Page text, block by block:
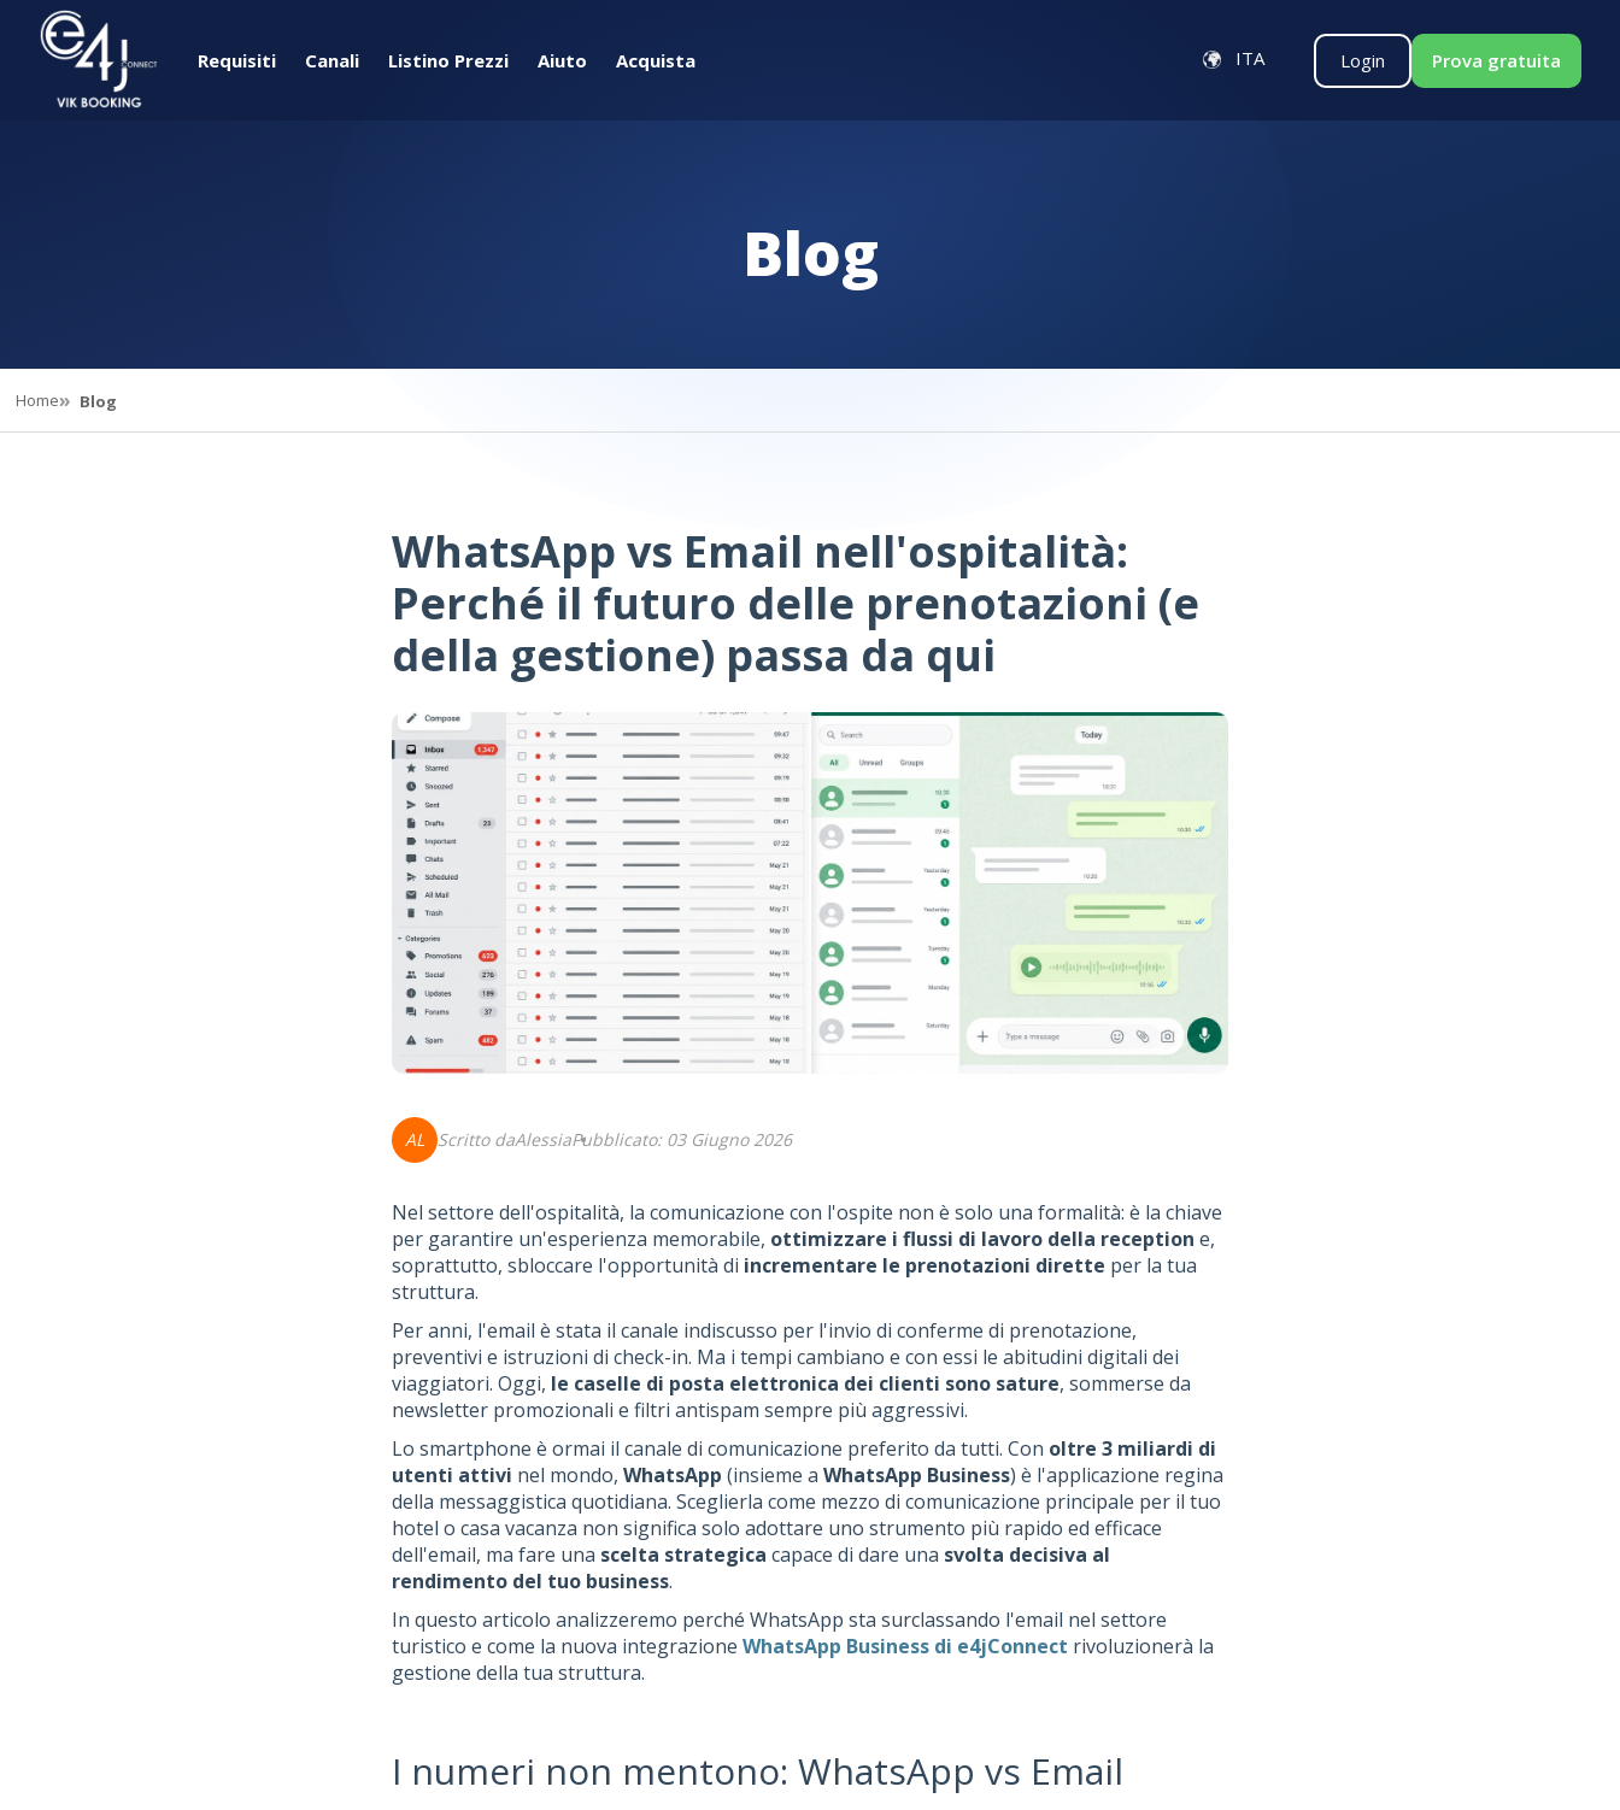
Requisiti Canali Listino Prezzi Aiuto Acquista ITA Login Prova gratuita
Blog
Home Blog
WhatsApp vs Email nell'ospitalità:
Perché il futuro delle prenotazioni (e
della gestione) passa da qui
AL Scritto daAlessiaPubblicato: 03 Giugno 2026
Nel settore dell'ospitalità, la comunicazione con l'ospite non è solo una formalità: è la chiave
per garantire un'esperienza memorabile, ottimizzare i flussi di lavoro della reception e,
soprattutto, sbloccare l'opportunità di incrementare le prenotazioni dirette per la tua
struttura.
Per anni, l'email è stata il canale indiscusso per l'invio di conferme di prenotazione,
preventivi e istruzioni di check-in. Ma i tempi cambiano e con essi le abitudini digitali dei
viaggiatori. Oggi, le caselle di posta elettronica dei clienti sono sature, sommerse da
newsletter promozionali e filtri antispam sempre più aggressivi.
Lo smartphone è ormai il canale di comunicazione preferito da tutti. Con oltre 3 miliardi di
utenti attivi nel mondo, WhatsApp (insieme a WhatsApp Business) è l'applicazione regina
della messaggistica quotidiana. Sceglierla come mezzo di comunicazione principale per il tuo
hotel o casa vacanza non significa solo adottare uno strumento più rapido ed efficace
dell'email, ma fare una scelta strategica capace di dare una svolta decisiva al
rendimento del tuo business.
In questo articolo analizzeremo perché WhatsApp sta surclassando l'email nel settore
turistico e come la nuova integrazione WhatsApp Business di e4jConnect rivoluzionerà la
gestione della tua struttura.
I numeri non mentono: WhatsApp vs Email